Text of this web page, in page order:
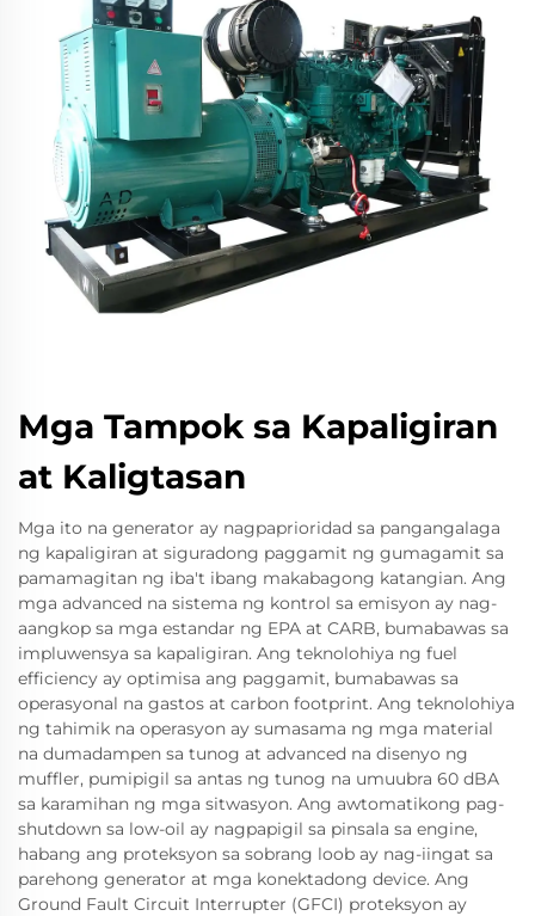
Mga Tampok sa Kapaligiran
at Kaligtasan
Mga ito na generator ay nagpaprioridad sa pangangalaga
ng kapaligiran at siguradong paggamit ng gumagamit sa
pamamagitan ng iba't ibang makabagong katangian. Ang
mga advanced na sistema ng kontrol sa emisyon ay nag-
aangkop sa mga estandar ng EPA at CARB, bumabawas sa
impluwensya sa kapaligiran. Ang teknolohiya ng fuel
efficiency ay optimisa ang paggamit, bumabawas sa
operasyonal na gastos at carbon footprint. Ang teknolohiya
ng tahimik na operasyon ay sumasama ng mga material
na dumadampen sa tunog at advanced na disenyo ng
muffler, pumipigil sa antas ng tunog na umuubra 60 dBA
sa karamihan ng mga sitwasyon. Ang awtomatikong pag-
shutdown sa low-oil ay nagpapigil sa pinsala sa engine,
habang ang proteksyon sa sobrang loob ay nag-iingat sa
parehong generator at mga konektadong device. Ang
Ground Fault Circuit Interrupter (GFCI) proteksyon ay